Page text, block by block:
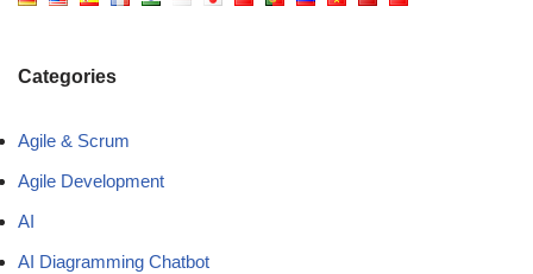
Categories
Agile & Scrum
Agile Development
AI
AI Diagramming Chatbot